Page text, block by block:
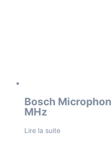
Bosch
MHz
Lire la suite